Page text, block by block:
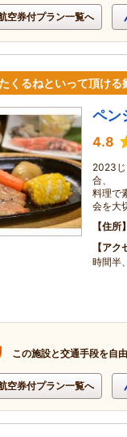
空券付プラン一覧へ
くるねといって頂ける
ペン
4.8
2023じ
合、
料理で
会を大
住所
アク
時間半
この施設と交通手段を自
空券付プラン一覧へ